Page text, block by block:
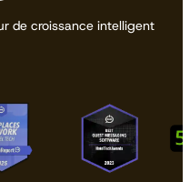
de croissance intelligent